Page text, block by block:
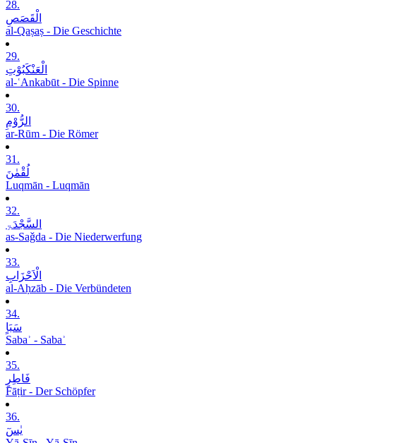
28.
الْقَصَصِ
al-Qaṣaṣ - Die Geschichte
29.
الْعَنْکَبُوْتِ
al-ʿAnkabūt - Die Spinne
30.
الرُّوْمِ
ar-Rūm - Die Römer
31.
لُقْمٰنَ
Luqmān - Luqmān
32.
السَّجْدَۃِ
as-Saǧda - Die Niederwerfung
33.
الْاَحْزَابِ
al-Aḥzāb - Die Verbündeten
34.
سَبَاٍ
Sabaʾ - Sabaʾ
35.
فَاطِرٍ
Fāṭir - Der Schöpfer
36.
یٰسٓ